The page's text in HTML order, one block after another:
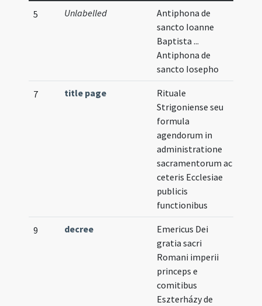
5 Unlabelled
Antiphona de
sancto Ioanne
Baptista ...
Antiphona de
sancto Iosepho
7 title page
Rituale
Strigoniense seu
formula
agendorum in
administratione
sacramentorum ac
ceteris Ecclesiae
publicis
functionibus
9 decree
Emericus Dei
gratia sacri
Romani imperii
princeps e
comitibus
Eszterházy de